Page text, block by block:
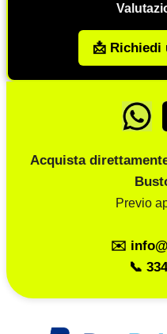
📩 Richiedi
Acquista
Previo
✉️
📞